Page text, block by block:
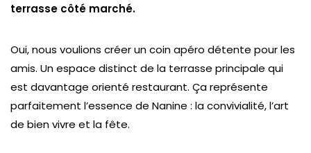
terrasse côté marché.
Oui, nous voulions créer un coin apéro détente pour les
amis. Un espace distinct de la terrasse principale qui
est davantage orienté restaurant. Ça représente
parfaitement l’essence de Nanine : la convivialité, l’art
de bien vivre et la fête.